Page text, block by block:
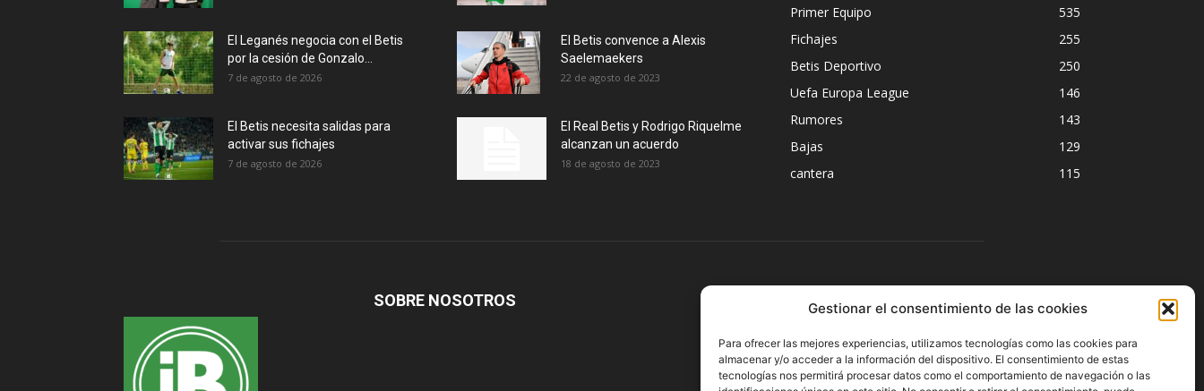
Gestionar el consentimiento de las cookies
Para ofrecer las mejores experiencias, utilizamos tecnologías como las cookies para
almacenar y/o acceder a la información del dispositivo. El consentimiento de estas
tecnologías nos permitirá procesar datos como el comportamiento de navegación o las
El Leganés negocia con el Betis
por la cesión de Gonzalo...
7 de agosto de 2026
El Betis necesita salidas para
activar sus fichajes
7 de agosto de 2026
El Betis convence a Alexis
Saelemaekers
22 de agosto de 2023
El Real Betis y Rodrigo Riquelme
alcanzan un acuerdo
18 de agosto de 2023
Primer Equipo
535
Fichajes
255
Betis Deportivo
250
Uefa Europa League
146
Rumores
143
Bajas
129
cantera
115
SOBRE NOSOTROS SÍGUENOS